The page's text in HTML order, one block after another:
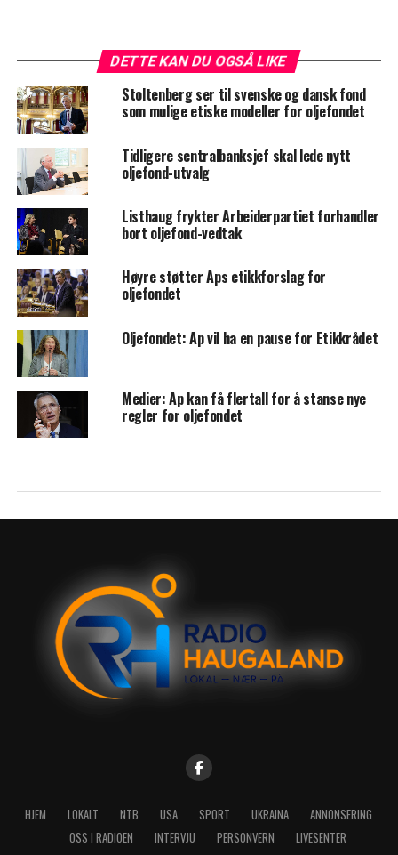
DETTE KAN DU OGSÅ LIKE
Stoltenberg ser til svenske og dansk fond
som mulige etiske modeller for oljefondet
Tidligere sentralbanksjef skal lede nytt
oljefond-utvalg
Listhaug frykter Arbeiderpartiet forhandler
bort oljefond-vedtak
Høyre støtter Aps etikkforslag for
oljefondet
Oljefondet: Ap vil ha en pause for Etikkrådet
Medier: Ap kan få flertall for å stanse nye
regler for oljefondet
HJEM LOKALT NTB USA SPORT UKRAINA
ANNONSERING
OSS I RADIOEN
INTERVJU PERSONVERN LIVESENTER